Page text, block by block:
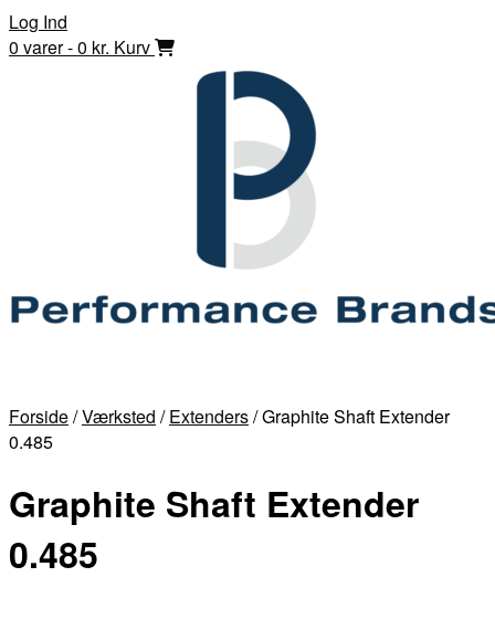
Skip
to
Log Ind
0 varer - 0 kr. Kurv
Forside/Værksted /Extenders/ Graphite Shaft Extender
0.485
Graphite Shaft Extender
0.485